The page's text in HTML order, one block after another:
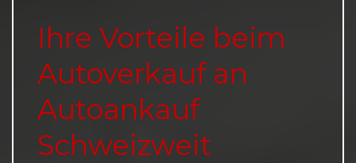
Ihre Vorteile beim
Autoverkauf an
Autoankauf
Schweizweit